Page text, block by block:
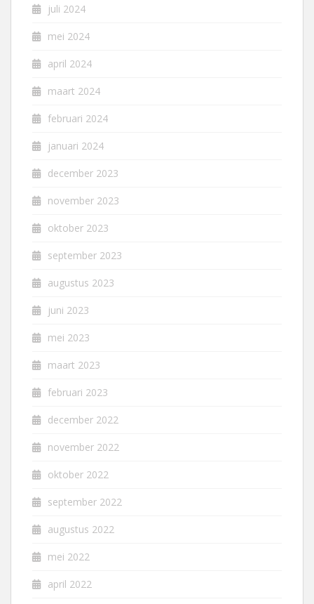
juli 2024
mei 2024
april 2024
maart 2024
februari 2024
januari 2024
december 2023
november 2023
oktober 2023
september 2023
augustus 2023
juni 2023
mei 2023
maart 2023
februari 2023
december 2022
november 2022
oktober 2022
september 2022
augustus 2022
mei 2022
april 2022